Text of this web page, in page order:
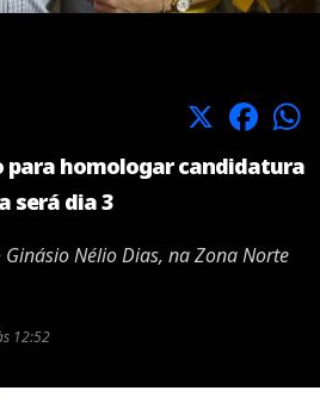
X Facebook
para homologar candidatura
será dia 3
Nélio Dias, na Zona Norte
12:52